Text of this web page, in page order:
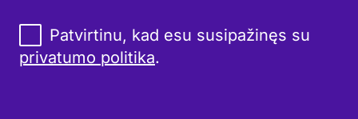
Patvirtinu, kad esu susipažinęs su
privatumo politika.